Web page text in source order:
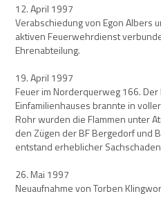
12. April 1997
Verabschiedung von Egon Albers
aktiven Feuerwehrdienst
Ehrenabteilung.
19. April 1997
Feuer im Norderquerweg 166. Der
Einfamilienhauses brannte in
Rohr wurden die Flammen unter
den Zügen der BF Bergedorf und
entstand erheblicher
26. Mai 1997
Neuaufnahme von Torben